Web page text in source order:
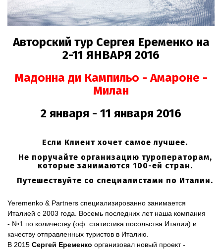
Авторский тур Сергея Еременко на
2-11 ЯНВАРЯ 2016
Мадонна ди Кампильо - Амароне -
Милан
2 января - 11 января 2016
Если Клиент хочет самое лучшее.
Не поручайте организацию туроператорам,
которые занимаются 100-ей стран.
Путешествуйте со специалистами по Италии.
Yeremenko & Partners специализированно занимается
Италией с 2003 года. Восемь последних лет наша компания
- №1 по количеству (оф. статистика посольства Италии) и
качеству отправленных туристов в Италию.
В 2015 Сергей Еременко организовал новый проект -